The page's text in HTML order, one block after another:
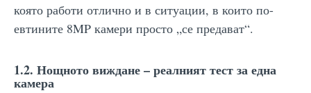
която работи отлично и в ситуации, в които по-
евтините 8MP камери просто „се предават“.
1.2. Нощното виждане – реалният тест за една
камера